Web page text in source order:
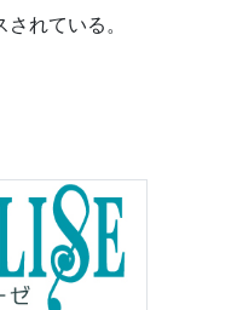
れている。